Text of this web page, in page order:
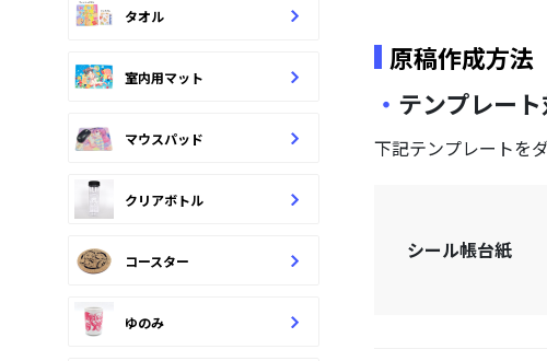
タオル
室内用マット
マウスパッド
クリアボトル
コースター
ゆのみ
原稿作成方法
テンプレー
下記テンプレートを
シール帳台紙